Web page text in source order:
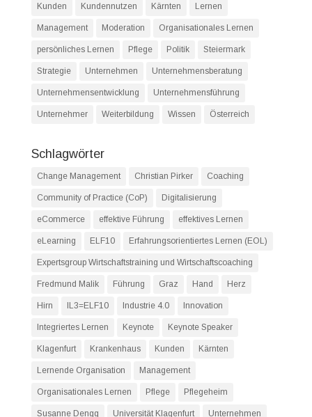
Kunden Kundennutzen Kärnten Lernen
Management Moderation Organisationales Lernen
persönliches Lernen Pflege Politik Steiermark
Strategie Unternehmen Unternehmensberatung
Unternehmensentwicklung Unternehmensführung
Unternehmer Weiterbildung Wissen Österreich
Schlagwörter
Change Management Christian Pirker Coaching
Community of Practice (CoP) Digitalisierung
eCommerce effektive Führung effektives Lernen
eLearning ELF10 Erfahrungsorientiertes Lernen (EOL)
Expertsgroup Wirtschaftstraining und Wirtschaftscoaching
Fredmund Malik Führung Graz Hand Herz
Hirn IL3=ELF10 Industrie 4.0 Innovation
Integriertes Lernen Keynote Keynote Speaker
Klagenfurt Krankenhaus Kunden Kärnten
Lernende Organisation Management
Organisationales Lernen Pflege Pflegeheim
Susanne Dengg Universität Klagenfurt Unternehmen